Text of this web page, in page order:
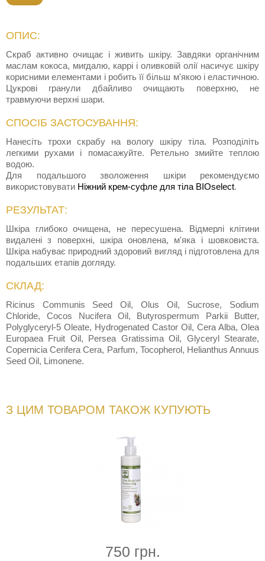
ОПИС:
Скраб активно очищає і живить шкіру. Завдяки органічним
маслам кокоса, мигдалю, каррі і оливковій олії насичує шкіру
корисними елементами і робить її більш м'якою і еластичною.
Цукрові гранули дбайливо очищають поверхню, не
травмуючи верхні шари.
СПОСІБ ЗАСТОСУВАННЯ:
Нанесіть трохи скрабу на вологу шкіру тіла. Розподіліть
легкими рухами і помасажуйте. Ретельно змийте теплою
водою.
Для подальшого зволоження шкіри рекомендуємо
використовувати Ніжний крем-cуфле для тіла BIOselect.
РЕЗУЛЬТАТ:
Шкіра глибоко очищена, не пересушена. Відмерлі клітини
видалені з поверхні, шкіра оновлена, м'яка і шовковиста.
Шкіра набуває природний здоровий вигляд і підготовлена для
подальших етапів догляду.
СКЛАД:
Ricinus Communis Seed Oil, Olus Oil, Sucrose, Sodium
Chloride, Cocos Nucifera Oil, Butyrospermum Parkii Butter,
Polyglyceryl-5 Oleate, Hydrogenated Castor Oil, Cera Alba, Olea
Europaea Fruit Oil, Persea Gratissima Oil, Glyceryl Stearate,
Copernicia Cerifera Cera, Parfum, Tocopherol, Helianthus Annuus
Seed Oil, Limonene.
З ЦИМ ТОВАРОМ ТАКОЖ КУПУЮТЬ
750 грн.